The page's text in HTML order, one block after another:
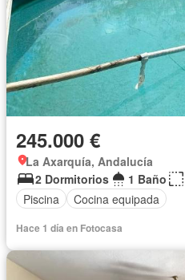
245.000 €
La Axarquía, Andalucía
2 Dormitorios
1 Baño
Piscina
Cocina equipada
Hace 1 día en Fotocasa